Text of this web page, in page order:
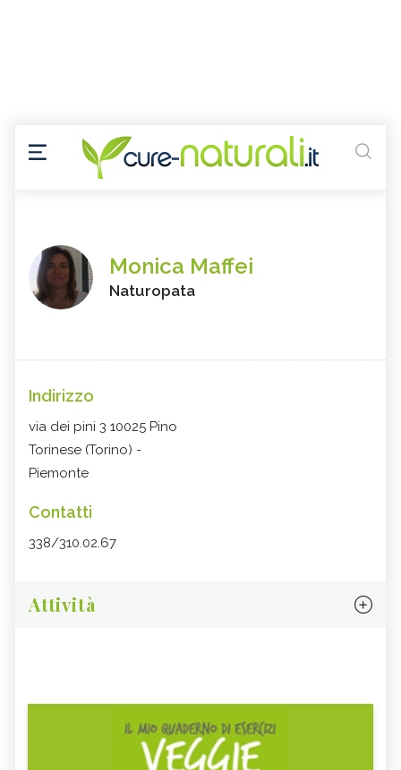
Monica Maffei
Naturopata
Indirizzo
via dei pini 3 10025 Pino
Torinese (Torino) -
Piemonte
Contatti
338/310.02.67
Attività